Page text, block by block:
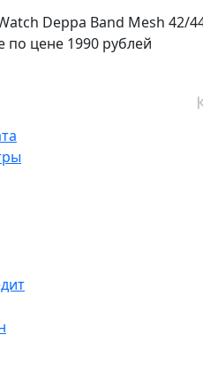
Deppa Band Mesh 42/
по цене 1990 рублей